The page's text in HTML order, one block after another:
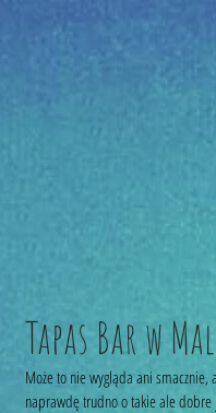
Tapas Bar w
Może to nie wygląda ani
naprawdę trudno o takie ale dobre